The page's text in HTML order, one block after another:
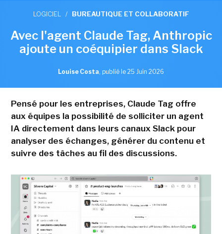
LOGICIEL / BUREAUTIQUE ET COLLABORATIF
Avec l'agent Claude Tag, Anthropic
ajoute un coéquipier dans Slack
Louise Costa, publié le 25 Juin 2026
Pensé pour les entreprises, Claude Tag offre
aux équipes la possibilité de solliciter un agent
IA directement dans leurs canaux Slack pour
analyser des échanges, générer du contenu et
suivre des tâches au fil des discussions.